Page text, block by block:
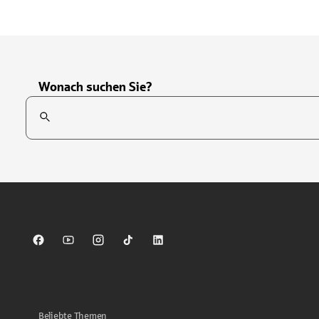
Wonach suchen Sie?
Suchfeld
Sparkasse auf Facebook
Sparkasse auf Youtube
Sparkasse auf Instagram
Sparkasse auf TikTok
Sparkasse auf LinkedIn
Beliebte Themen